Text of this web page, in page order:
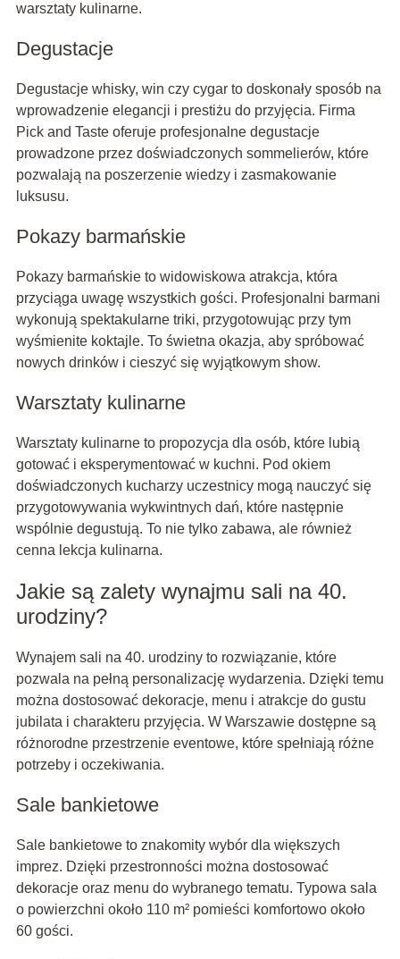
warsztaty kulinarne.
Degustacje
Degustacje whisky, win czy cygar to doskonały sposób na
wprowadzenie elegancji i prestiżu do przyjęcia. Firma
Pick and Taste oferuje profesjonalne degustacje
prowadzone przez doświadczonych sommelierów, które
pozwalają na poszerzenie wiedzy i zasmakowanie
luksusu.
Pokazy barmańskie
Pokazy barmańskie to widowiskowa atrakcja, która
przyciąga uwagę wszystkich gości. Profesjonalni barmani
wykonują spektakularne triki, przygotowując przy tym
wyśmienite koktajle. To świetna okazja, aby spróbować
nowych drinków i cieszyć się wyjątkowym show.
Warsztaty kulinarne
Warsztaty kulinarne to propozycja dla osób, które lubią
gotować i eksperymentować w kuchni. Pod okiem
doświadczonych kucharzy uczestnicy mogą nauczyć się
przygotowywania wykwintnych dań, które następnie
wspólnie degustują. To nie tylko zabawa, ale również
cenna lekcja kulinarna.
Jakie są zalety wynajmu sali na 40.
urodziny?
Wynajem sali na 40. urodziny to rozwiązanie, które
pozwala na pełną personalizację wydarzenia. Dzięki temu
można dostosować dekoracje, menu i atrakcje do gustu
jubilata i charakteru przyjęcia. W Warszawie dostępne są
różnorodne przestrzenie eventowe, które spełniają różne
potrzeby i oczekiwania.
Sale bankietowe
Sale bankietowe to znakomity wybór dla większych
imprez. Dzięki przestronności można dostosować
dekoracje oraz menu do wybranego tematu. Typowa sala
o powierzchni około 110 m² pomieści komfortowo około
60 gości.